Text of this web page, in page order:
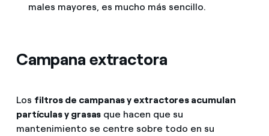
males mayores, es mucho más sencillo.
Campana extractora
Los filtros de campanas y extractores acumulan
partículas y grasas que hacen que su
mantenimiento se centre sobre todo en su